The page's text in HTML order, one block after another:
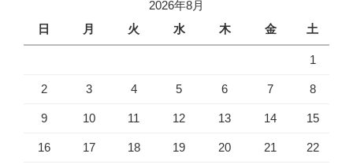
2026年8月
日
月 火 水 木 金 土
1
2 3 4 5 6 7 8
9 10 11 12 13 14 15
16 17 18 19 20 21 22